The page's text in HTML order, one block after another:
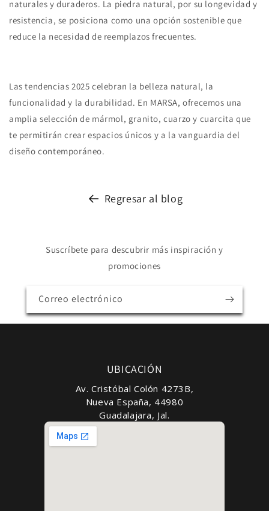
naturales y duraderos. La piedra natural, por su longevidad y
resistencia, se posiciona como una opción sostenible que
reduce la necesidad de reemplazos frecuentes.
Las tendencias 2025 celebran la belleza natural, la
funcionalidad y la durabilidad. En MARSA, ofrecemos una
amplia selección de mármol, granito, cuarzo y cuarcita que
te permitirán crear espacios únicos y a la vanguardia del
diseño contemporáneo.
Regresar al blog
Suscríbete para descubrir más inspiración y
promociones
Correo electrónico
UBICACIÓN
Av. Cristóbal Colón 4273B,
Nueva España, 44980
Guadalajara, Jal.